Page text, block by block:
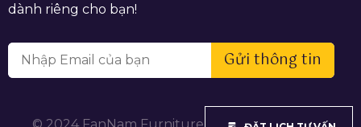
dành riêng cho bạn!
Gửi thông tin